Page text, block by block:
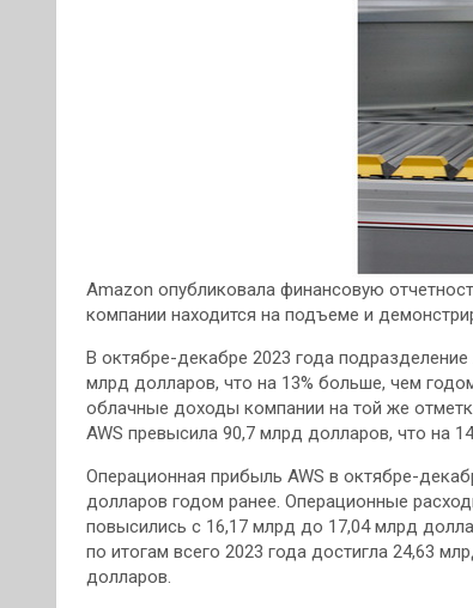
Amazon опубликовала финансовую
компании находится на подъеме и
В октябре-декабре 2023 года
млрд долларов, что на 13% больше, чем
облачные доходы компании на той же
AWS превысила 90,7 млрд долларов, что на
Операционная прибыль AWS в октябре-
долларов годом ранее. Операционные
повысились с 16,17 млрд до 17,04 млрд
по итогам всего 2023 года достигла 24,63
долларов.